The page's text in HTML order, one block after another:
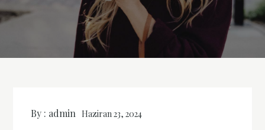
By : admin Haziran 23, 2024